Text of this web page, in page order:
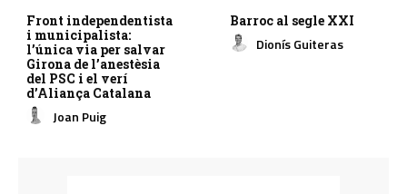
Front independentista
i municipalista:
l’única via per salvar
Girona de l’anestèsia
del PSC i el verí
d’Aliança Catalana
Joan Puig
Barroc al segle XXI
Dionís Guiteras